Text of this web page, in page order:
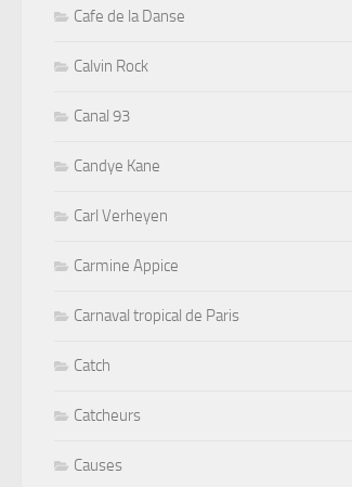
Cafe de la Danse
Calvin Rock
Canal 93
Candye Kane
Carl Verheyen
Carmine Appice
Carnaval tropical de Paris
Catch
Catcheurs
Causes